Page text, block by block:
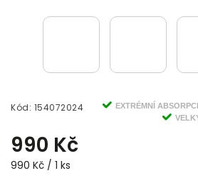
Kód: 154072024 EXTRÉMNÍ
990 Kč
990 Kč / 1 ks